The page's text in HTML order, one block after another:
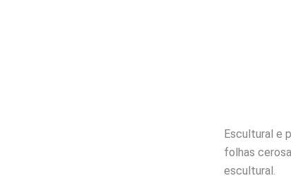
Escultural e
folhas
escultural.